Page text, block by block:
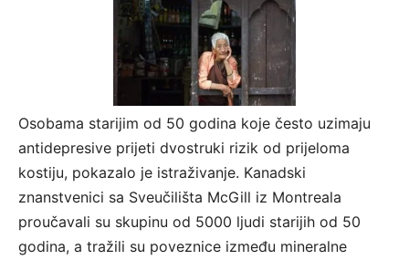
Osobama starijim od 50 godina koje često uzimaju
antidepresive prijeti dvostruki rizik od prijeloma
kostiju, pokazalo je istraživanje. Kanadski
znanstvenici sa Sveučilišta McGill iz Montreala
proučavali su skupinu od 5000 ljudi starijih od 50
godina, a tražili su poveznice između mineralne